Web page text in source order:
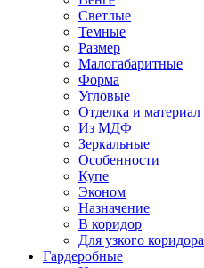
Светлые
Темные
Размер
Малогабаритные
Форма
Угловые
Отделка и материал
Из МДФ
Зеркальные
Особенности
Купе
Эконом
Назначение
В коридор
Для узкого коридора
Гардеробные